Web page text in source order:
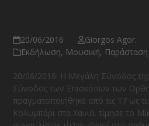
20/06/2016
Giorgos Agor.
Εκδήλωση, Μουσική, Παράσταση
20/06/2016: Η Μεγάλη Σύνοδος
Σύνοδος των Επισκόπων των
πραγματοποιήθηκε από τις 17 ως
Κολυμπάρι στα Χανιά, τίμησε το